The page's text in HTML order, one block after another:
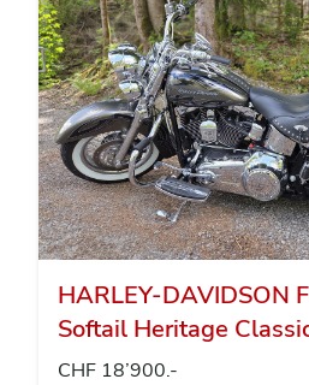
HARLEY-DAVIDSON
Softail Heritage
CHF 18’900.-